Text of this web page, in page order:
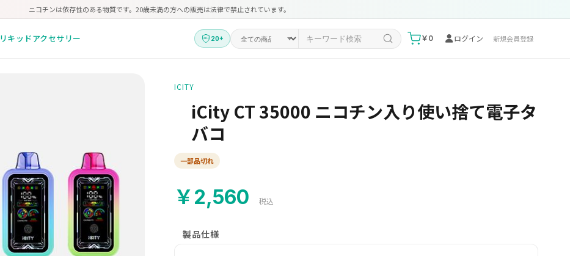
ニコチンは依存性のある物質です。20歳未満の方への販売は法律で禁止されています。
リキッドアクセサリー 20+ ￥0 ログイン 新規会員登録
ICITY
iCity CT 35000 ニコチン入り使い捨て電子タ
バコ
一部品切れ
￥2,560 税込
製品仕様